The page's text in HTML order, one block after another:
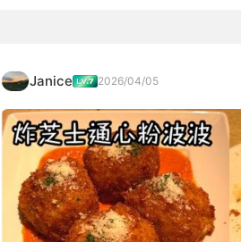
Janice 2026/04/05